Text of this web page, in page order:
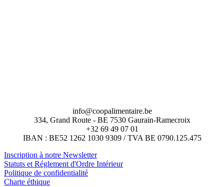
info@coopalimentaire.be
334, Grand Route - BE 7530 Gaurain-Ramecroix
+32 69 49 07 01
IBAN : BE52 1262 1030 9309 / TVA BE 0790.125.475
Inscription à notre Newsletter
Statuts et Réglement d'Ordre Intérieur
Politique de confidentialité
Charte éthique